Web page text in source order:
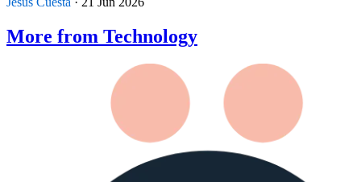
More from Technology